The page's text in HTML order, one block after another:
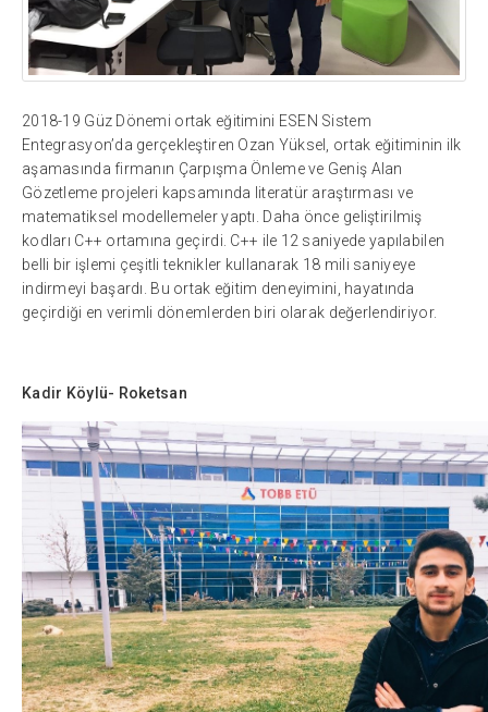
2018-19 Güz Dönemi ortak eğitimini ESEN Sistem
Entegrasyon’da gerçekleştiren Ozan Yüksel, ortak eğitiminin ilk
aşamasında firmanın Çarpışma Önleme ve Geniş Alan
Gözetleme projeleri kapsamında literatür araştırması ve
matematiksel modellemeler yaptı. Daha önce geliştirilmiş
kodları C++ ortamına geçirdi. C++ ile 12 saniyede yapılabilen
belli bir işlemi çeşitli teknikler kullanarak 18 mili saniyeye
indirmeyi başardı. Bu ortak eğitim deneyimini, hayatında
geçirdiği en verimli dönemlerden biri olarak değerlendiriyor.
Kadir Köylü- Roketsan